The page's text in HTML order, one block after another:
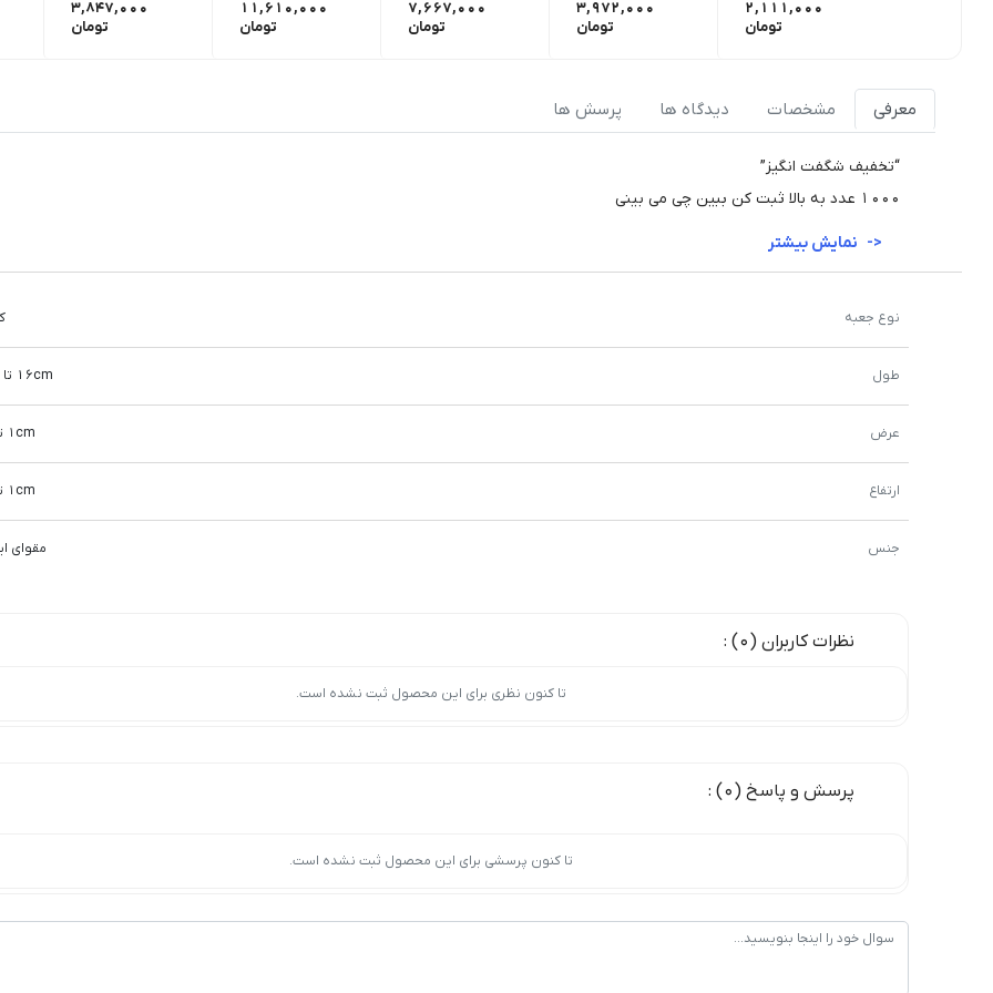
2,111,000
تومان
3,972,000
تومان
7,667,000
تومان
11,610,000
تومان
3,847,000
تومان
معرفی مشخصات دیدگاه ها پرسش ها
“تخفیف شگفت انگیز”
۱۰۰۰ عدد به بالا ثبت کن ببین چی می بینی
نوع جعبه
طول 16cm تا 20cm
عرض 1cm تا 5cm
ارتفاع 1cm تا 5cm
جنس مقوای
نظرات کاربران (0) :
تا کنون نظری برای این محصول ثبت نشده است.
پرسش و پاسخ (0) :
تا کنون پرسشی برای این محصول ثبت نشده است.